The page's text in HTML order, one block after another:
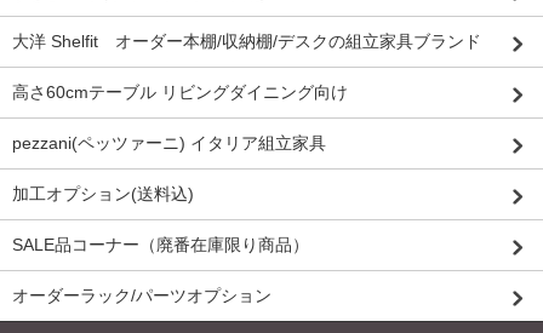
大洋 Shelfit オーダー本棚/収納棚/デスクの組立家具ブランド
高さ60cmテーブル リビングダイニング向け
pezzani(ペッツァーニ) イタリア組立家具
加工オプション(送料込)
SALE品コーナー（廃番在庫限り商品）
オーダーラック/パーツオプション